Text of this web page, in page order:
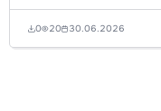
0 20 30.06.2026